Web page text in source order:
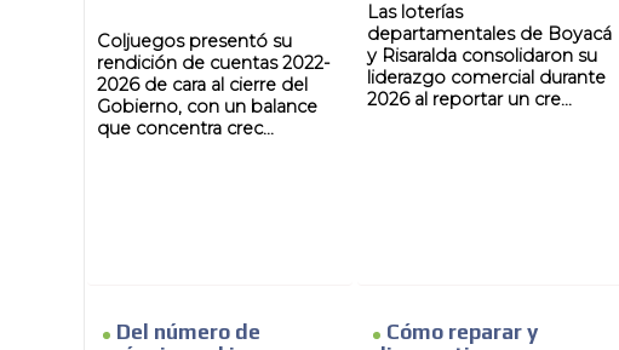
Coljuegos presentó su
rendición de cuentas 2022-
2026 de cara al cierre del
Gobierno, con un balance
que concentra crec...
Las loterías
departamentales de Boyacá
y Risaralda consolidaron su
liderazgo comercial durante
2026 al reportar un cre...
Del número de
Cómo reparar y